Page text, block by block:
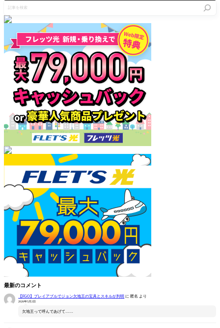
を
検
最新のコメント
【FGO】プレイアブルでジョン欠地王の宝具とスキルが判明 に 匿名 より
2026年5月2日
欠地王って呼んであげて……
ルチェン
ジャー
だ！
使い魔と
して感覚
をアップ 1
0%＆〔猛